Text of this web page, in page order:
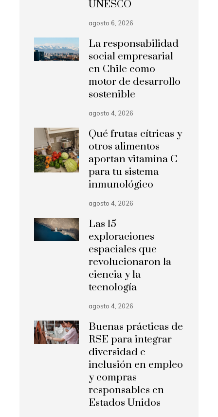
UNESCO
agosto 6, 2026
La responsabilidad
social empresarial
en Chile como
motor de desarrollo
sostenible
agosto 4, 2026
Qué frutas cítricas y
otros alimentos
aportan vitamina C
para tu sistema
inmunológico
agosto 4, 2026
Las 15
exploraciones
espaciales que
revolucionaron la
ciencia y la
tecnología
agosto 4, 2026
Buenas prácticas de
RSE para integrar
diversidad e
inclusión en empleo
y compras
responsables en
Estados Unidos